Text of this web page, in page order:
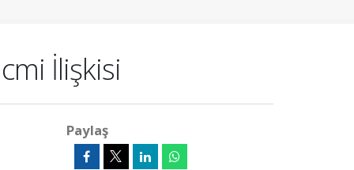
İlişkisi
Paylaş